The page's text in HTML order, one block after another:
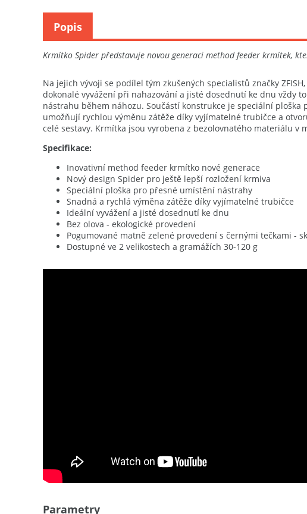
Krmítko Spider představuje novou generaci method feeder krmítek,
Na jejich vývoji se podílel tým zkušených specialistů značky
dokonalé vyvážení při nahazování a jisté dosednutí ke dnu vždy
nástrahu během náhozu. Součástí konstrukce je speciální
umožňují rychlou výměnu zátěže díky vyjímatelné trubičce a
celé sestavy. Krmítka jsou vyrobena z bezolovnatého materiálu
Specifikace:
Inovativní method feeder krmítko nové generace
Nový design Spider pro ještě lepší rozložení krmiva
Speciální ploška pro přesné umístění nástrahy
Snadná a rychlá výměna zátěže díky vyjímatelné trubičce
Ideální vyvážení a jisté dosednutí ke dnu
Bez olova - ekologické provedení
Pogumované matně zelené provedení s černými tečkami -
Dostupné ve 2 velikostech a gramážích 30-120 g
Parametry
Popis